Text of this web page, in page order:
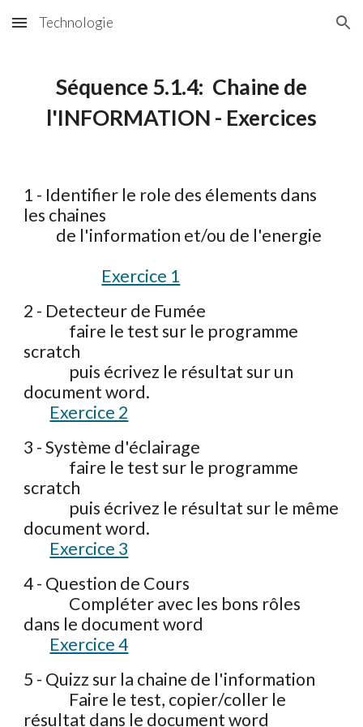
Skip to main content Skip to navigation
Technologie
Séquence 5.1.4: Chaine de
l'INFORMATION - Exercices
1 - Identifier le role des élements dans
les chaines
de l'information et/ou de l'energie
Exercice 1
2 - Detecteur de Fumée
faire le test sur le programme
scratch
puis écrivez le résultat sur un
document word.
Exercice 2
3 - Système d'éclairage
faire le test sur le programme
scratch
puis écrivez le résultat sur le même
document word.
Exercice 3
4 - Question de Cours
Compléter avec les bons rôles
dans le document word
Exercice 4
5 - Quizz sur la chaine de l'information
Faire le test, copier/coller le
résultat dans le document word